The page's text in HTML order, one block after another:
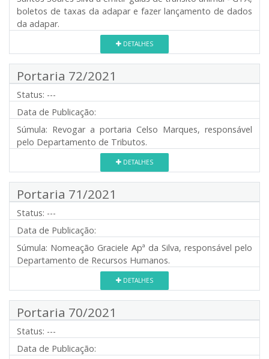
boletos de taxas da adapar e fazer lançamento de dados
da adapar.
DETALHES
Portaria 72/2021
Status: ---
Data de Publicação:
Súmula: Revogar a portaria Celso Marques, responsável
pelo Departamento de Tributos.
DETALHES
Portaria 71/2021
Status: ---
Data de Publicação:
Súmula: Nomeação Graciele Apª da Silva, responsável pelo
Departamento de Recursos Humanos.
DETALHES
Portaria 70/2021
Status: ---
Data de Publicação: